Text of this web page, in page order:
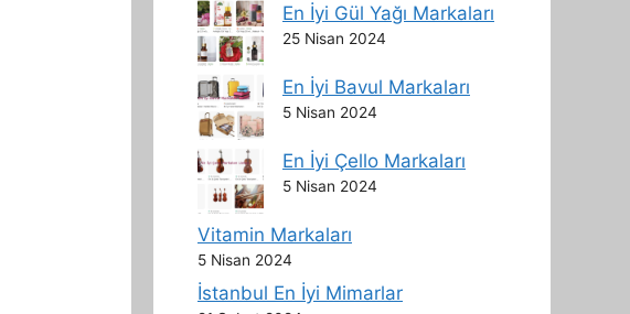
En İyi Gül Yağı Markaları
25 Nisan 2024
En İyi Bavul Markaları
5 Nisan 2024
En İyi Çello Markaları
5 Nisan 2024
Vitamin Markaları
5 Nisan 2024
İstanbul En İyi Mimarlar